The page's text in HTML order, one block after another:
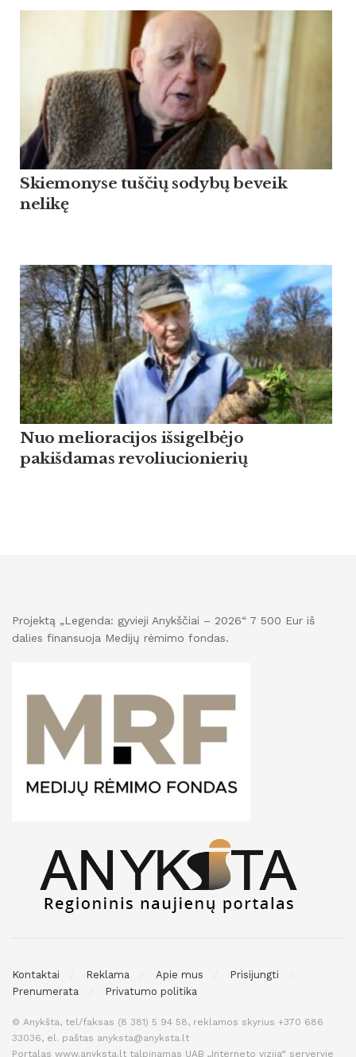
Skiemonyse tuščių sodybų beveik
nelikę
Nuo melioracijos išsigelbėjo
pakišdamas revoliucionierių
Projektą „Legenda: gyvieji Anykščiai – 2026“ 7 500 Eur iš
dalies finansuoja Medijų rėmimo fondas.
Kontaktai Reklama Apie mus
Prisijungti
Prenumerata
Privatumo politika
© Anykšta, tel/faksas (8 381) 5 94 58, reklamos skyrius +370 686
33036, el. paštas anyksta@anyksta.lt
Portalas www.anyksta.lt talpinamas UAB „Interneto vizija“ serveryje